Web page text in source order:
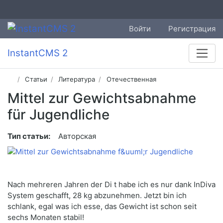
Войти Регистрация
InstantCMS 2
Статьи Литература Отечественная
Mittel zur Gewichtsabnahme
für Jugendliche
Тип статьи: Авторская
Nach mehreren Jahren der Di t habe ich es nur dank InDiva
System geschafft, 28 kg abzunehmen. Jetzt bin ich
schlank, egal was ich esse, das Gewicht ist schon seit
sechs Monaten stabil!